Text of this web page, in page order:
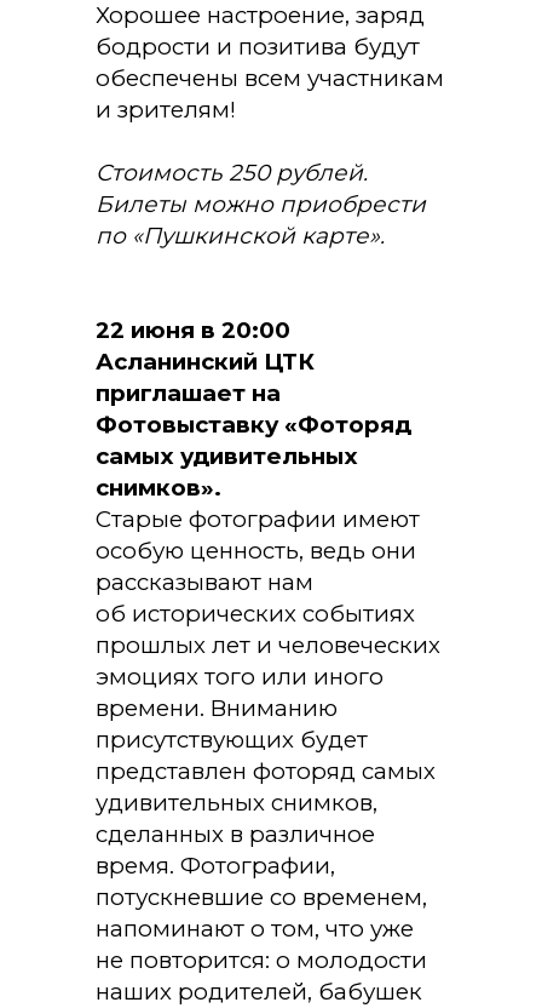
Хорошее настроение, заряд
бодрости и позитива будут
обеспечены всем участникам
и зрителям!
Стоимость 250 рублей.
Билеты можно приобрести
по «Пушкинской карте».
22 июня в 20:00
Асланинский ЦТК
приглашает на
Фотовыставку «Фоторяд
самых удивительных
снимков».
Старые фотографии имеют
особую ценность, ведь они
рассказывают нам
об исторических событиях
прошлых лет и человеческих
эмоциях того или иного
времени. Вниманию
присутствующих будет
представлен фоторяд самых
удивительных снимков,
сделанных в различное
время. Фотографии,
потускневшие со временем,
напоминают о том, что уже
не повторится: о молодости
наших родителей, бабушек